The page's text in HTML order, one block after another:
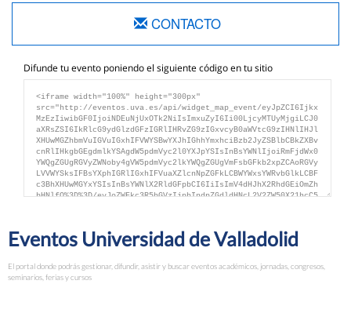
CONTACTO
Difunde tu evento poniendo el siguiente código en tu sitio
Eventos Universidad de Valladolid
El portal donde podrás gestionar, difundir, asistir y buscar eventos académicos, jornadas, congresos,
seminarios, ferias y cursos